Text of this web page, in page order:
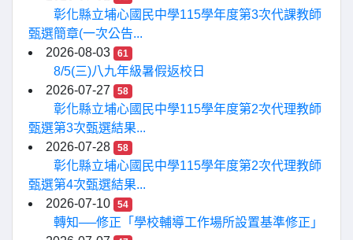
彰化縣立埔心國民中學115學年度第3次代課教師
甄選簡章(一次公告...
2026-08-03
61
8/5(三)八九年級暑假返校日
2026-07-27
58
彰化縣立埔心國民中學115學年度第2次代理教師
甄選第3次甄選結果...
2026-07-28
58
彰化縣立埔心國民中學115學年度第2次代理教師
甄選第4次甄選結果...
2026-07-10
54
轉知──修正「學校輔導工作場所設置基準修正」